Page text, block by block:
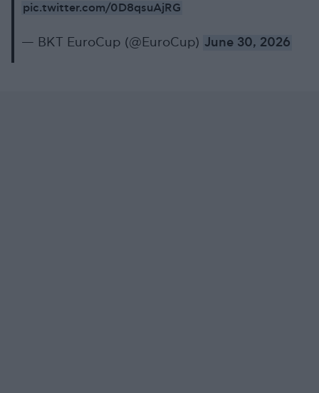
pic.twitter.com/0D8qsuAjRG
— BKT EuroCup (@EuroCup) June 30, 2026